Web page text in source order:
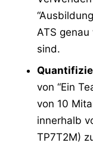
ATS
sind.
von “Ein
von 10
innerhalb
TP7T2M)